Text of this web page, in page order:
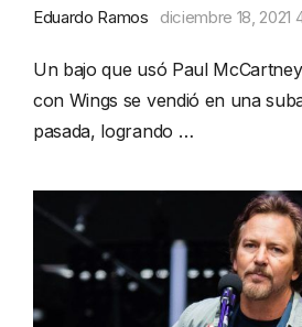
Eduardo Ramos diciembre 18, 2021
Un bajo que usó Paul
con Wings se vendió en una
pasada, logrando …